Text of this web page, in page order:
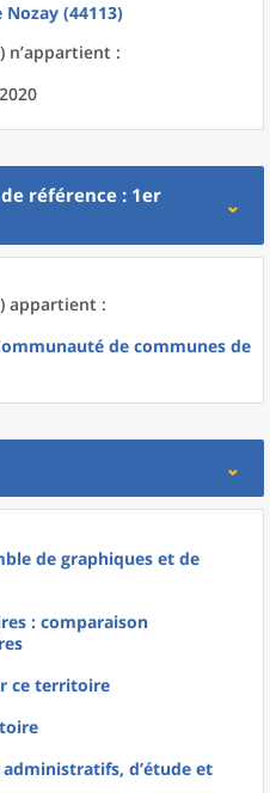
Nozay (44113)
n’appartient :
référence : 1er
appartient :
de communes de
de graphiques et de
: comparaison
ce territoire
d’étude et